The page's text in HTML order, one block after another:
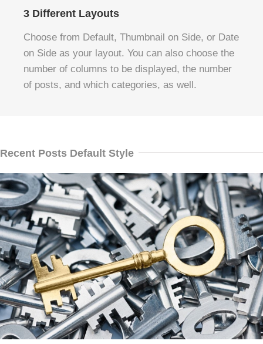
3 Different Layouts
Choose from Default, Thumbnail on Side, or Date
on Side as your layout. You can also choose the
number of columns to be displayed, the number
of posts, and which categories, as well.
Recent Posts Default Style